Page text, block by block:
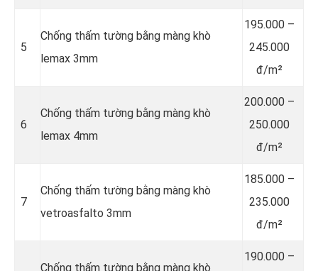
5
Chống thấm tường bằng màng khò
lemax 3mm
195.000 –
245.000
đ/m²
6
Chống thấm tường bằng màng khò
lemax 4mm
200.000 –
250.000
đ/m²
7
Chống thấm tường bằng màng khò
vetroasfalto 3mm
185.000 –
235.000
đ/m²
Chống thấm tường bằng màng khò
190.000 –